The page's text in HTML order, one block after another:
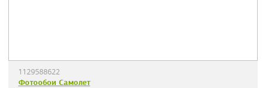
1129588622
Фотообои Самолет